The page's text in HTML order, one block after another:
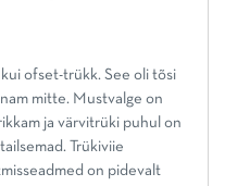
ofset-trükk. See oli tõsi
mitte. Mustvalge on
ja värvitrüki puhul on
Trükiviie
on pidevalt